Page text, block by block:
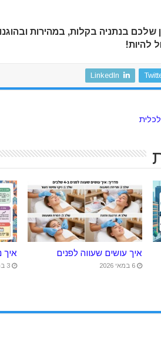
שלכם בנתניה בקלות, במהירות
להיות!
LinkedIn
איך עושים שעווה לפנים
6 במאי 2026
איך
3 במאי 2026